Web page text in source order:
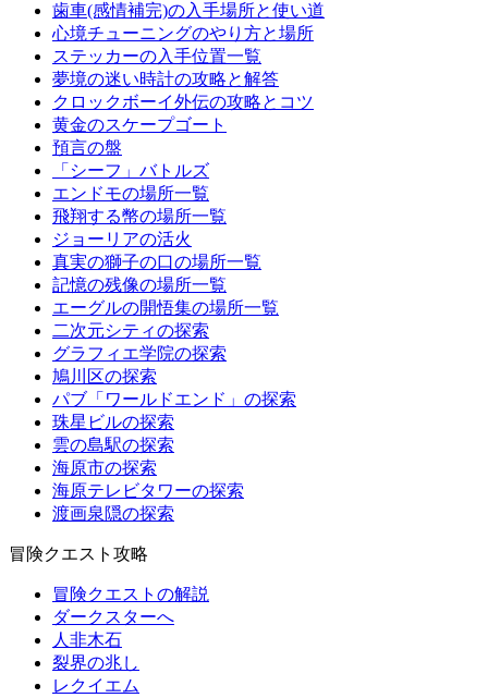
歯車(感情補完)の入手場所と使い道
心境チューニングのやり方と場所
ステッカーの入手位置一覧
夢境の迷い時計の攻略と解答
クロックボーイ外伝の攻略とコツ
黄金のスケープゴート
預言の盤
「シーフ」バトルズ
エンドモの場所一覧
飛翔する幣の場所一覧
ジョーリアの活火
真実の獅子の口の場所一覧
記憶の残像の場所一覧
エーグルの開悟集の場所一覧
二次元シティの探索
グラフィエ学院の探索
鳩川区の探索
パブ「ワールドエンド」の探索
珠星ビルの探索
雲の島駅の探索
海原市の探索
海原テレビタワーの探索
渡画泉隠の探索
冒険クエスト攻略
冒険クエストの解説
ダークスターへ
人非木石
裂界の兆し
レクイエム